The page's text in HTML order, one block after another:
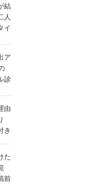
結
人
イ
ア
診
由
き
た
前